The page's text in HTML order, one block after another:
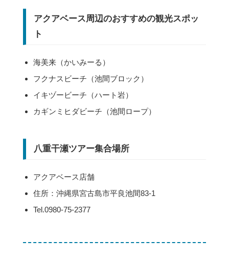
アクアベース周辺のおすすめの観光スポッ
ト
海美来（かいみーる）
フクナスビーチ（池間ブロック）
イキヅービーチ（ハート岩）
カギンミヒダビーチ（池間ロープ）
八重干瀬ツアー集合場所
アクアベース店舗
住所：沖縄県宮古島市平良池間83-1
Tel.0980-75-2377